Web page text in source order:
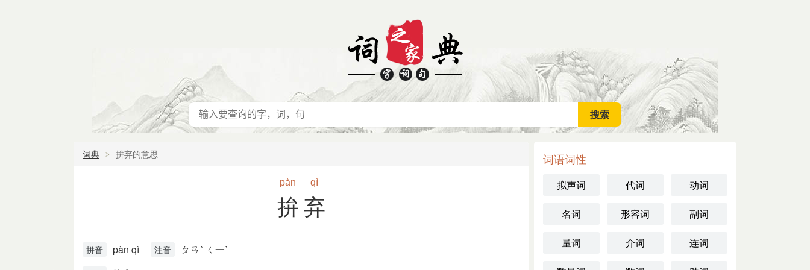
词典 拚弃的意思
pàn qì
拚弃
拼音 pàn qì 注音 ㄆㄢˋ ㄑ一ˋ
词语词性
拟声词 代词 动词
名词 形容词 副词
量词 介词 连词